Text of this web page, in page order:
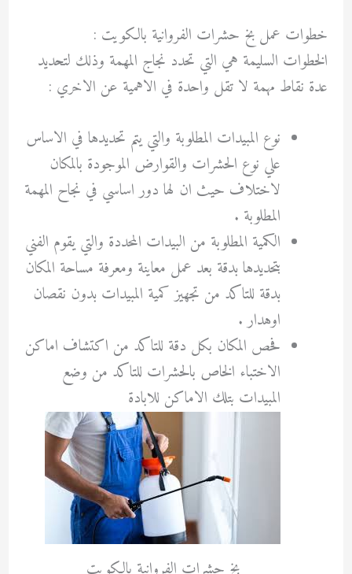
خطوات عمل بخ حشرات الفروانية بالكويت :
الخطوات السليمة هي التي تحدد نجاج المهمة وذلك لتحديد
عدة نقاط مهمة لا تقل واحدة في الاهمية عن الاخري :
نوع المبيدات المطلوبة والتي يتم تحديدها في الاساس
علي نوع الحشرات والقوارض الموجودة بالمكان
لاختلاف حيث ان لها دور اساسي في نجاح المهمة
المطلوبة .
الكمية المطلوبة من البيدات المحددة والتي يقوم الفني
بتحديدها بدقة بعد عمل معاينة ومعرفة مساحة المكان
بدقة للتاكد من تجهيز كمية المبيدات بدون نقصان
اوهدار .
فحص المكان بكل دقة للتاكد من اكتشاف اماكن
الاختباء الخاص بالحشرات للتاكد من وضع
المبيدات بتلك الاماكن للابادة